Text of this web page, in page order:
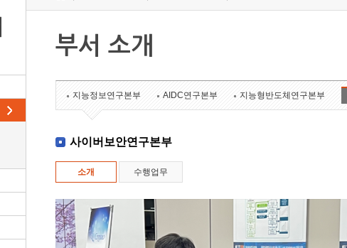
부서 소개
지능정보연구본부 AIDC연구본부 지능형반도체연구본부
사이버보안연구본부
소개 수행업무